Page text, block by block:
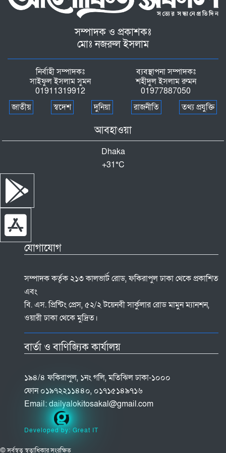
সম্পাদক ও প্রকাশকঃ
মোঃ নজরুল ইসলাম
নির্বাহী সম্পাদকঃ
সাইফুল ইসলাম সুমন
01911319912
ব্যবস্থাপনা সম্পাদকঃ
শহীদুল ইসলাম রুমন
01977887050
জাতীয়
স্বদেশ দুনিয়া রাজনীতি তথ্য প্রযুক্তি
আবহাওয়া
Dhaka
+31°C
যোগাযোগ
সম্পাদক কর্তৃক ২১৩ কালভার্ট রোড, ফকিরাপুল ঢাকা থেকে প্রকাশিত
এবং
বি. এস. প্রিন্টিং প্রেস, ৫২/২ টয়েনবী সার্কুলার রোড মামুন ম্যানশন,
ওয়ারী ঢাকা থেকে মুদ্রিত।
বার্তা ও বাণিজ্যিক কার্যালয়
১৯৪/৪ ফকিরাপুল, ১নং গলি, মতিঝিল ঢাকা-১০০০
ফোন ০১৯৭২২১১৪৪০, ০১৭১৫১৪৯৭১৬
Email:dailyalokitosakal@gmail.com
Developed by: Great IT
© সর্বস্বত্ব স্বত্বাধিকার সংরক্ষিত